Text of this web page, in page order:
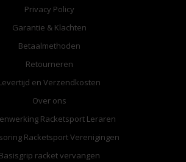
Privacy Policy
Garantie & Klachten
Betaalmethoden
Retourneren
en Verzendkosten
Over ons
Racketsport Leraren
Racketsport Verenigingen
Basisgrip racket vervangen